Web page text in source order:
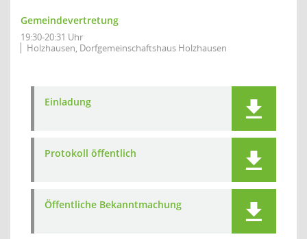
Gemeindevertretung
19:30-20:31 Uhr
Holzhausen, Dorfgemeinschaftshaus Holzhausen
Einladung
Protokoll öffentlich
Öffentliche Bekanntmachung